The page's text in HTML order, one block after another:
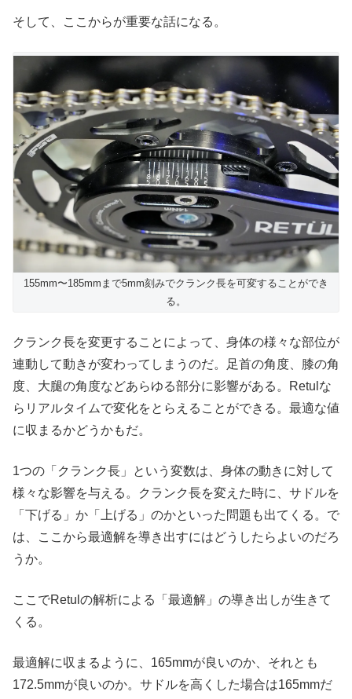
そして、ここからが重要な話になる。
155mm〜185mmまで5mm刻みでクランク長を可変することができ
る。
クランク長を変更することによって、身体の様々な部位が
連動して動きが変わってしまうのだ。足首の角度、膝の角
度、大腿の角度などあらゆる部分に影響がある。Retulな
らリアルタイムで変化をとらえることができる。最適な値
に収まるかどうかもだ。
1つの「クランク長」という変数は、身体の動きに対して
様々な影響を与える。クランク長を変えた時に、サドルを
「下げる」か「上げる」のかといった問題も出てくる。で
は、ここから最適解を導き出すにはどうしたらよいのだろ
うか。
ここでRetulの解析による「最適解」の導き出しが生きて
くる。
最適解に収まるように、165mmが良いのか、それとも
172.5mmが良いのか。サドルを高くした場合は165mmだ